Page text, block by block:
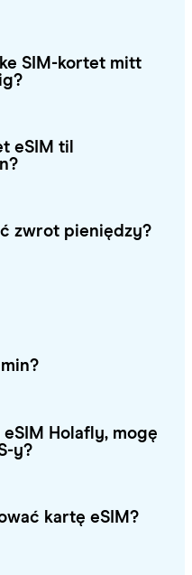
SIM-kortet mitt
eSIM til
zwrot pieniędzy?
Holafly, mogę
y?
kartę eSIM?